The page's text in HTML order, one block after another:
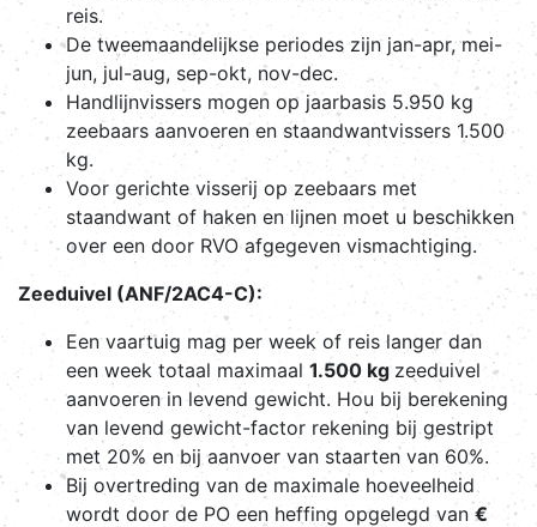
reis.
De tweemaandelijkse periodes zijn jan-apr, mei-
jun, jul-aug, sep-okt, nov-dec.
Handlijnvissers mogen op jaarbasis 5.950 kg
zeebaars aanvoeren en staandwantvissers 1.500
kg.
Voor gerichte visserij op zeebaars met
staandwant of haken en lijnen moet u beschikken
over een door RVO afgegeven vismachtiging.
Zeeduivel (ANF/2AC4-C):
Een vaartuig mag per week of reis langer dan
een week totaal maximaal 1.500 kg zeeduivel
aanvoeren in levend gewicht. Hou bij berekening
van levend gewicht-factor rekening bij gestript
met 20% en bij aanvoer van staarten van 60%.
Bij overtreding van de maximale hoeveelheid
wordt door de PO een heffing opgelegd van €